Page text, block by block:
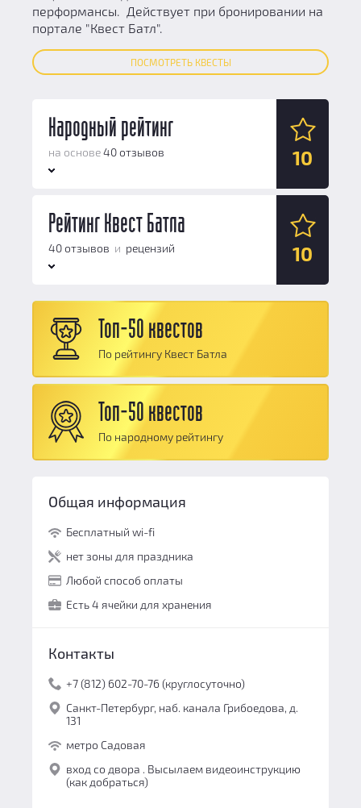
перформансы. Действует при бронировании на
портале "Квест Батл".
ПОСМОТРЕТЬ КВЕСТЫ
Народный рейтинг
на основе40 отзывов 10
Антураж: 10
Логические задачи:
Сюжет:
Персонал и безопасность:
Общий балл:
Рейтинг Квест Батла
40 отзывов и рецензий 10
Логические задачи:
Персонал и безопасность:
Общий балл:
Топ-50 квестов
По рейтингу Квест Батла
Топ-50 квестов
По народному рейтингу
Общая информация
Бесплатный wi-fi
нет зоны для праздника
Любой способ оплаты
Есть 4 ячейки для хранения
Контакты
+7 (812) 602-70-76 (круглосуточно)
Санкт-Петербург, наб. канала Грибоедова, д.
131
метро Садовая
вход со двора . Высылаем видеоинструкцию
(как добраться)